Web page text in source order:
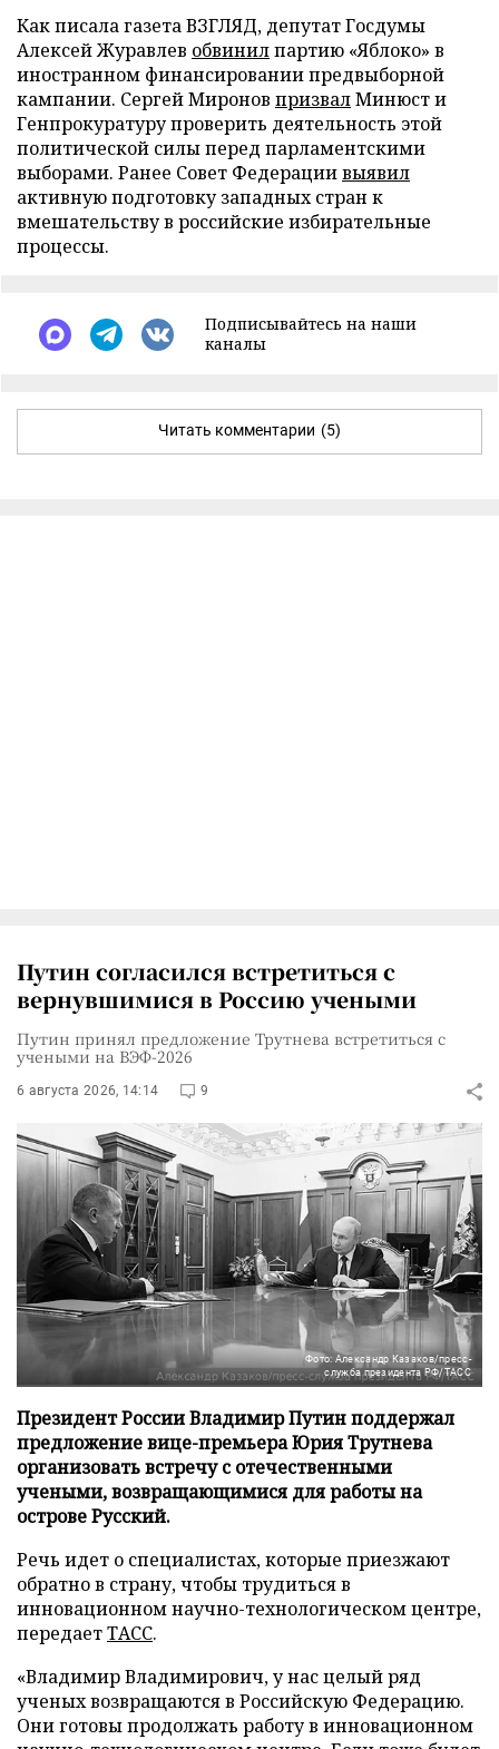
Как писала газета ВЗГЛЯД, депутат Госдумы
Алексей Журавлев обвинилпартию «Яблоко» в
иностранном финансировании предвыборной
кампании. Сергей Миронов призвалМинюст и
Генпрокуратуру проверить деятельность этой
политической силы перед парламентскими
выборами. Ранее Совет Федерациивыявил
активную подготовку западных стран к
вмешательству в российские избирательные
процессы.
Подписывайтесь на наши
каналы
Читать комментарии (5)
Путин согласился встретиться с
вернувшимися в Россию учеными
Путин принял предложение Трутнева встретиться с
учеными на ВЭФ-2026
6 августа 2026, 14:14 9
Фото: Александр Казаков/пресс-
служба президента РФ/ТАСС
Президент России Владимир Путин поддержал
предложение вице-премьера Юрия Трутнева
организовать встречу с отечественными
учеными, возвращающимися для работы на
острове Русский.
Речь идет о специалистах, которые приезжают
обратно в страну, чтобы трудиться в
инновационном научно-технологическом центре,
передаетТАСС.
«Владимир Владимирович, у нас целый ряд
ученых возвращаются в Российскую Федерацию.
Они готовы продолжать работу в инновационном